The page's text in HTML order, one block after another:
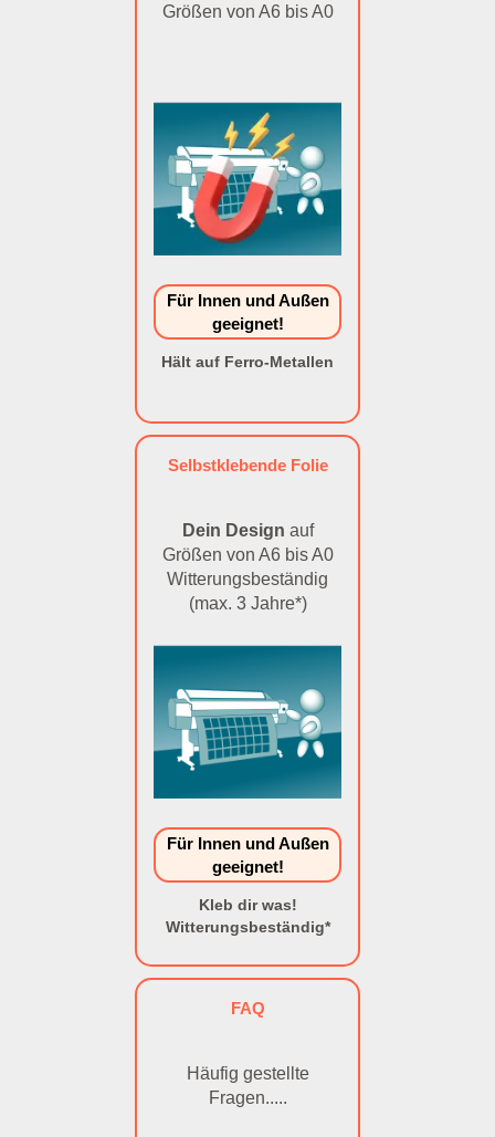
Größen von A6 bis A0
Für Innen und Außen
geeignet!
Hält auf Ferro-Metallen
Selbstklebende Folie
Dein Design auf
Größen von A6 bis A0
Witterungsbeständig
(max. 3 Jahre*)
Für Innen und Außen
geeignet!
Kleb dir was!
Witterungsbeständig*
FAQ
Häufig gestellte
Fragen.....